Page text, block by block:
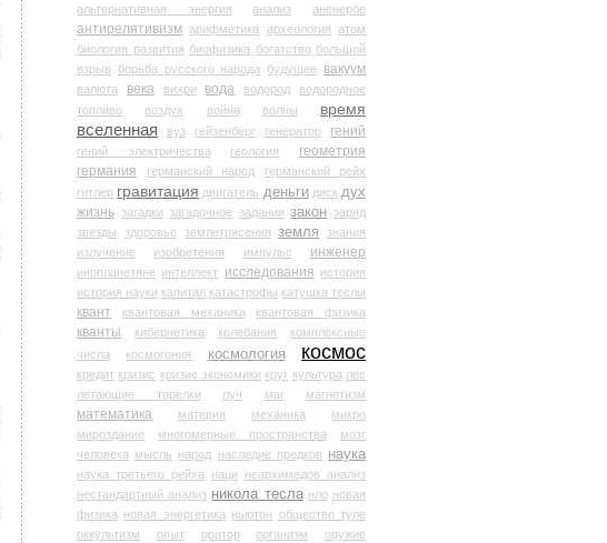
альтернативная энергия
анализ аненербе
антирелятивизм арифметика археология атом
биология развития биофизика богатство большой
взрыв
борьба русского народа будущее вакуум
валюта века вихри вода водород
водородное
топливо
воздух война волны
время
вселенная
вуз гейзенберг генератор гений
гений электричества геология
геометрия
германия
германский народ
германский рейх
гитлер гравитация двигатель деньги диск дух
жизнь загадки загадочное задания закон заряд
звезды
здоровье землетрясения земля
знания
излучение
изобретения импульс инженер
инопланетяне интеллект исследования история
история науки капитал катастрофы катушка теслы
квант квантовая механика квантовая физика
кванты кибернетика колебания
комплексные
числа
космогония космология космос
кредит кризис кризис экономики круг культура лес
летающие тарелки
луч маг магнетизм
математика материя механика
микро
мироздание
многомерные пространства
мозг
человека мысль народ наследие предков наука
наука третьего рейха наци
неархимедов анализ
нестандартный анализ никола тесла нло новая
физика новая энергетика ньютон общество туле
оккультизм
опыт оратор организм
оружие